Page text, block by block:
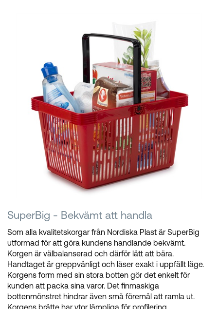
SuperBig - Bekvämt att handla
Som alla kvalitetskorgar från Nordiska Plast är SuperBig
utformad för att göra kundens handlande bekvämt.
Korgen är välbalanserad och därför lätt att bära.
Handtaget är greppvänligt och låser exakt i uppfällt läge.
Korgens form med sin stora botten gör det enkelt för
kunden att packa sina varor. Det finmaskiga
bottenmönstret hindrar även små föremål att ramla ut.
Korgens brätte har ytor lämpliga för profilering.